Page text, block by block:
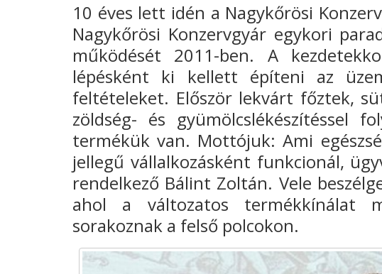
10 éves lett idén a Nagykőrösi
Nagykőrösi Konzervgyár egykori
működését 2011-ben. A
lépésként ki kellett építeni az
feltételeket. Először lekvárt főztek,
zöldség- és gyümölcslékészítéssel
termékük van. Mottójuk: Ami
jellegű vállalkozásként funkcionál,
rendelkező Bálint Zoltán. Vele
ahol a változatos termékkínálat
sorakoznak a felső polcokon.